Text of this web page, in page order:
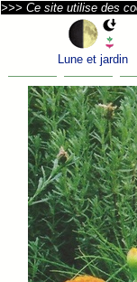
>>> Ce site utilise des
Lune et jardin